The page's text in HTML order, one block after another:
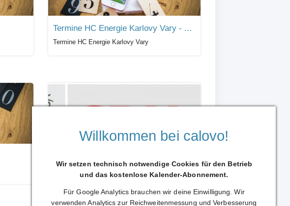
Termine HC Energie Karlovy Vary - A Team
Termine HC Energie Karlovy Vary
Willkommen bei calovo!
Wir setzen technisch notwendige Cookies für den Betrieb
und das kostenlose Kalender-Abonnement.
Für Google Analytics brauchen wir deine Einwilligung. Wir
verwenden Analytics zur Reichweitenmessung und Verbesserung